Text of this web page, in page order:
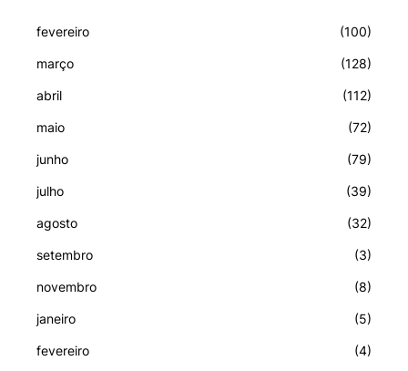
fevereiro (100)
março (128)
abril (112)
maio (72)
junho (79)
julho (39)
agosto (32)
setembro (3)
novembro (8)
janeiro (5)
fevereiro (4)